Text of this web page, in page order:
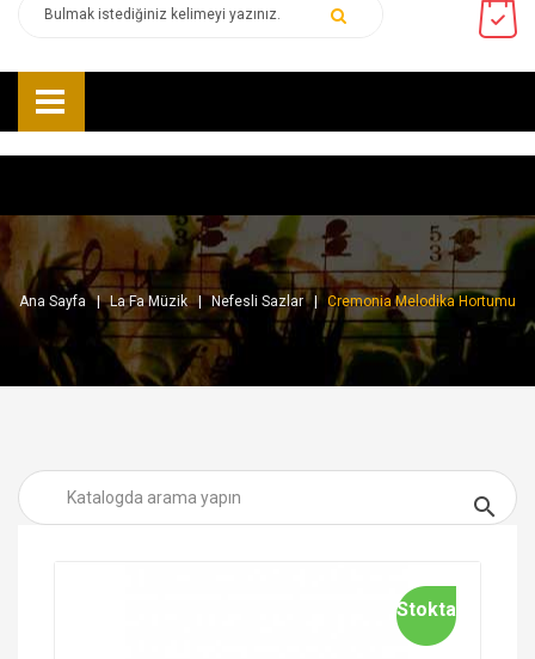
Ana Sayfa La Fa Müzik Nefesli Sazlar Cremonia Melodika Hortumu

Stokta